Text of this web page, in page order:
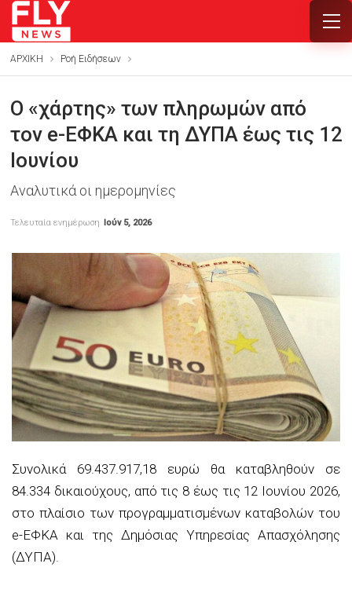
ΑΡΧΙΚΗ Ροή Ειδήσεων
Ο «χάρτης» των πληρωμών από
τον e-ΕΦΚΑ και τη ΔΥΠΑ έως τις 12
Ιουνίου
Αναλυτικά οι ημερομηνίες
Τελευταία ενημέρωση Ιούν 5, 2026
Συνολικά 69.437.917,18 ευρώ θα καταβληθούν σε
84.334 δικαιούχους, από τις 8 έως τις 12 Ιουνίου 2026,
στο πλαίσιο των προγραμματισμένων καταβολών του
e-ΕΦΚΑ και της Δημόσιας Υπηρεσίας Απασχόλησης
(ΔΥΠΑ).